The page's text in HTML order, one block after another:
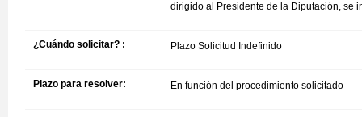
dirigido al Presidente de la Diputación, se
¿Cuándo solicitar? : Plazo Solicitud Indefinido
Plazo para resolver: En función del procedimiento solicitado